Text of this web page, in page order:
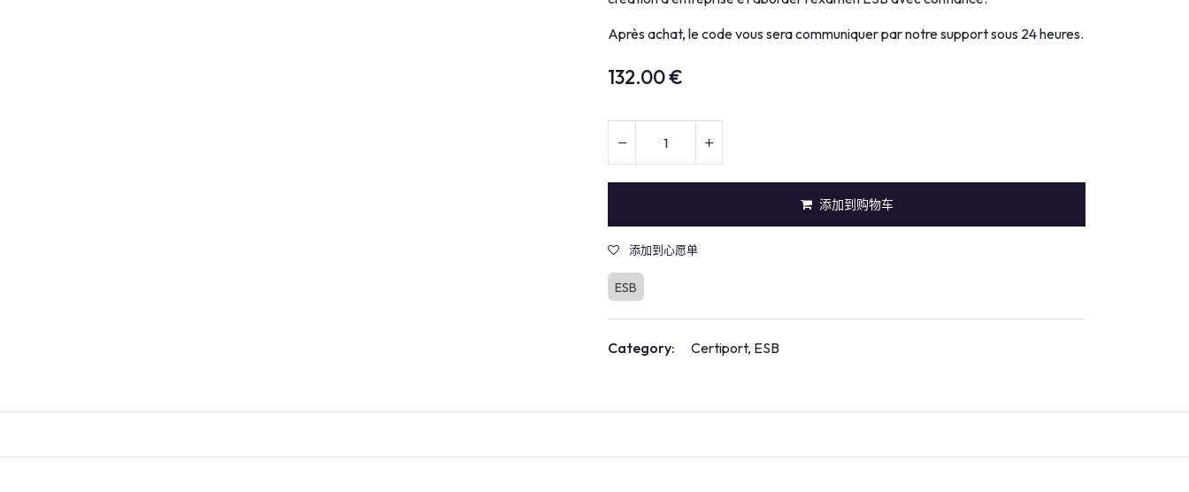
Après achat, le code vous sera communiquer par notre support sous 24 heures.
132.00€
添加到购物车
添加到心愿单
ESB
Category: Certiport, ESB